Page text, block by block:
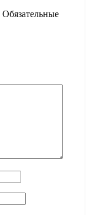
Обязательные